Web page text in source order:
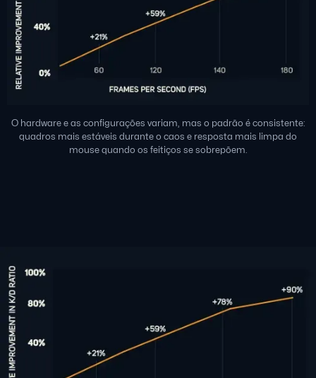
O hardware e as configurações variam, mas o padrão é consistente:
quadros mais estáveis durante o caos e resposta mais limpa do
mouse quando os feitiços se sobrepõem.